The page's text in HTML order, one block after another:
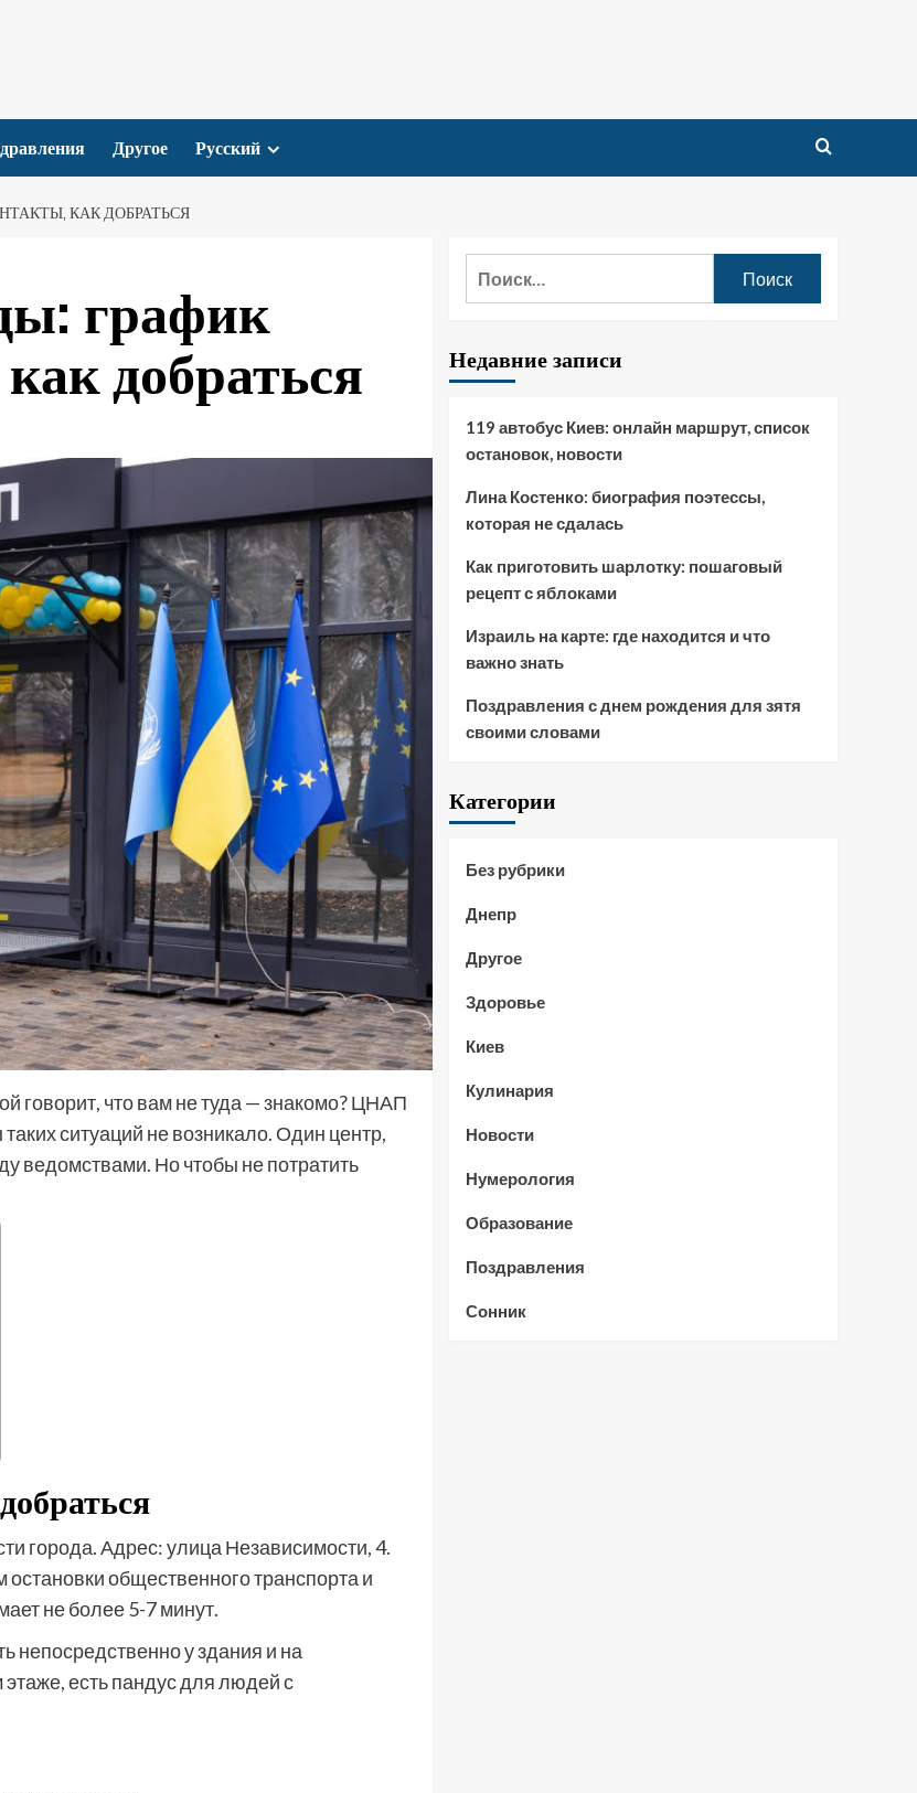
Другое Русский
КАК ДОБРАТЬСЯ
график
добраться
говорит, что вам не туда — знакомо? ЦНАП
ситуаций не возникало. Один центр,
ведомствами. Но чтобы не потратить
города. Адрес: улица Независимости, 4.
общественного транспорта и
не более 5-7 минут.
непосредственно у здания и на
есть пандус для людей с
Недавние записи
119 автобус Киев: онлайн маршрут, список
остановок, новости
Лина Костенко: биография поэтессы,
которая не сдалась
Как приготовить шарлотку: пошаговый
рецепт с яблоками
Израиль на карте: где находится и что
важно знать
Поздравления с днем рождения для зятя
своими словами
Категории
Без рубрики
Днепр
Другое
Здоровье
Киев
Кулинария
Новости
Нумерология
Образование
Поздравления
Сонник